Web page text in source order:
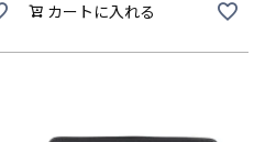
カートに入れる